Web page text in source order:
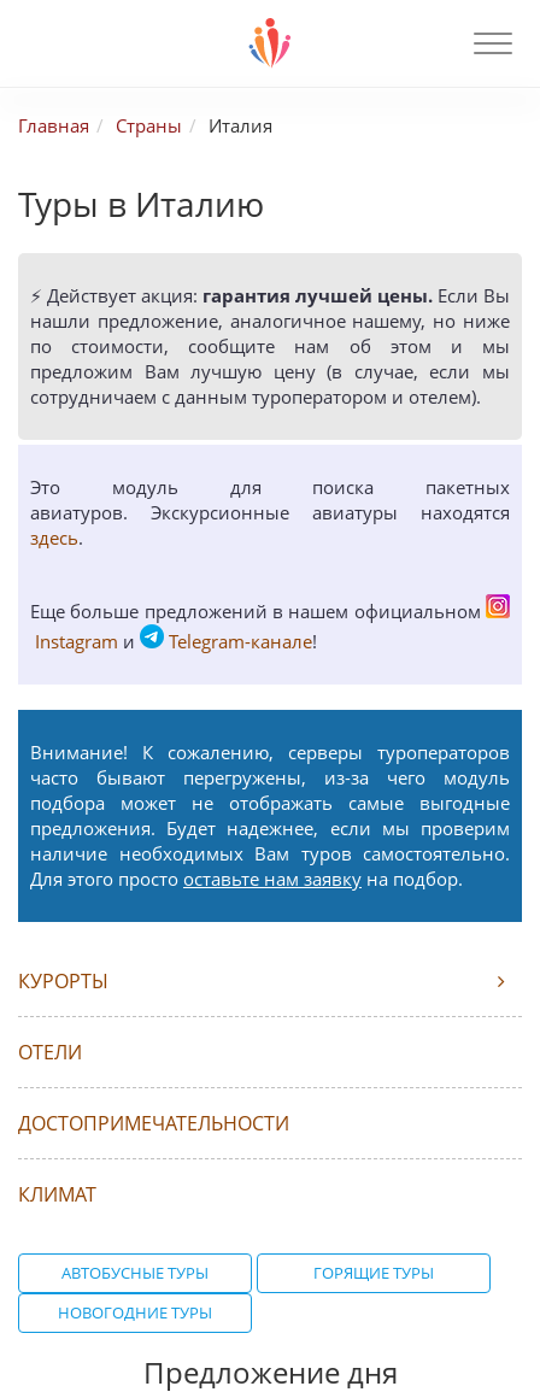
Главная Страны Италия
Туры в Италию
КУРОРТЫ
ОТЕЛИ
ДОСТОПРИМЕЧАТЕЛЬНОСТИ
КЛИМАТ
АВТОБУСНЫЕ ТУРЫ
ГОРЯЩИЕ ТУРЫ
НОВОГОДНИЕ ТУРЫ
⚡️ Действует акция: гарантия лучшей цены. Если Вы
нашли предложение, аналогичное нашему, но ниже
по стоимости, сообщите нам об этом и мы
предложим Вам лучшую цену (в случае, если мы
сотрудничаем с данным туроператором и отелем).
Это модуль для поиска пакетных
авиатуров. Экскурсионные авиатуры находятся
здесь.
Еще больше предложений в нашем официальном
Instagram и Telegram-канале!
Внимание! К сожалению, серверы туроператоров
часто бывают перегружены, из-за чего модуль
подбора может не отображать самые выгодные
предложения. Будет надежнее, если мы проверим
наличие необходимых Вам туров самостоятельно.
Для этого просто оставьте нам заявку на подбор.
Предложение дня